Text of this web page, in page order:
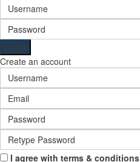
Login
Create an account
I agree with terms & conditions